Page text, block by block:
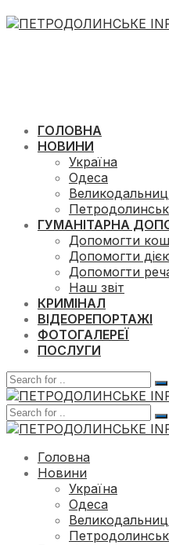
ГОЛОВНА
НОВИНИ
Україна
Одеса
ГУМАНІТАРНА
Допомогти
Допомогти
Допомогти
Наш звіт
КРИМІНАЛ
ВІДЕОРЕПОРТАЖІ
ФОТОГАЛЕРЕЇ
ПОСЛУГИ
Головна
Новини
Україна
Одеса